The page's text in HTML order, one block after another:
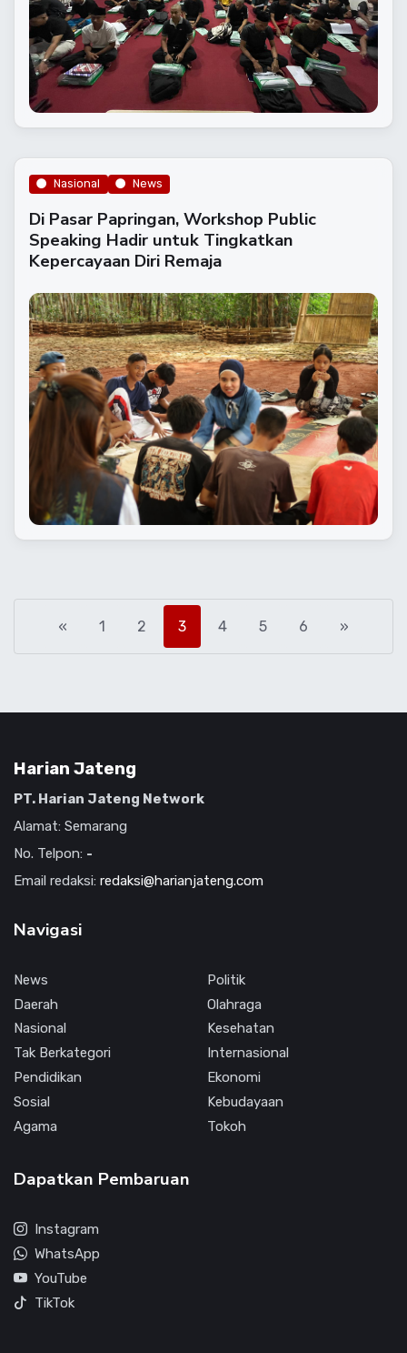
Nasional News
Di Pasar Papringan, Workshop Public
Speaking Hadir untuk Tingkatkan
Kepercayaan Diri Remaja
« 1 2 3 4 5 6 »
Harian Jateng
PT. Harian Jateng Network
Alamat: Semarang
No. Telpon: -
Email redaksi: redaksi@harianjateng.com
Navigasi
News
Daerah
Nasional
Tak Berkategori
Pendidikan
Sosial
Agama
Politik
Olahraga
Kesehatan
Internasional
Ekonomi
Kebudayaan
Tokoh
Dapatkan Pembaruan
Instagram
WhatsApp
YouTube
TikTok